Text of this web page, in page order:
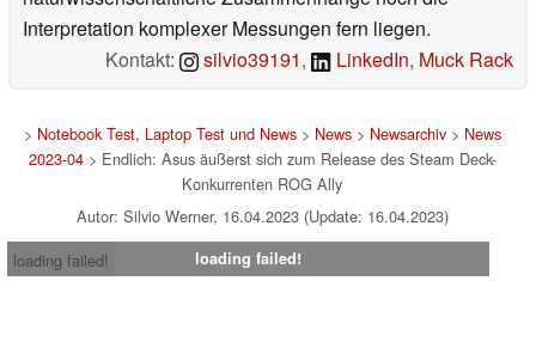
Interpretation komplexer Messungen fern liegen.
Kontakt:
silvio39191, LinkedIn, Muck Rack
> Notebook Test, Laptop Test und News> News> Newsarchiv> News
2023-04> Endlich: Asus äußerst sich zum Release des Steam Deck-
Konkurrenten ROG Ally
Autor: Silvio Werner, 16.04.2023 (Update: 16.04.2023)
loading failed!
loading failed!